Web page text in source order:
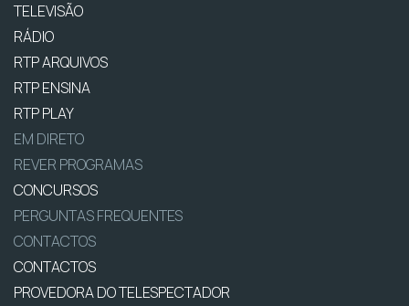
TELEVISÃO
RÁDIO
RTP ARQUIVOS
RTP ENSINA
RTP PLAY
EM DIRETO
REVER PROGRAMAS
CONCURSOS
PERGUNTAS FREQUENTES
CONTACTOS
CONTACTOS
PROVEDORA DO TELESPECTADOR